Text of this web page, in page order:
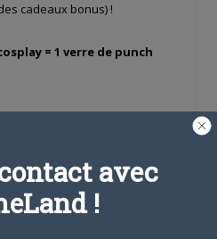
cadeaux bonus) !
= 1 verre de punch
d’illustrations inédites
au bar du 3 au 23 juin 2019 !
à vendre pour l’occasion.
avec
!